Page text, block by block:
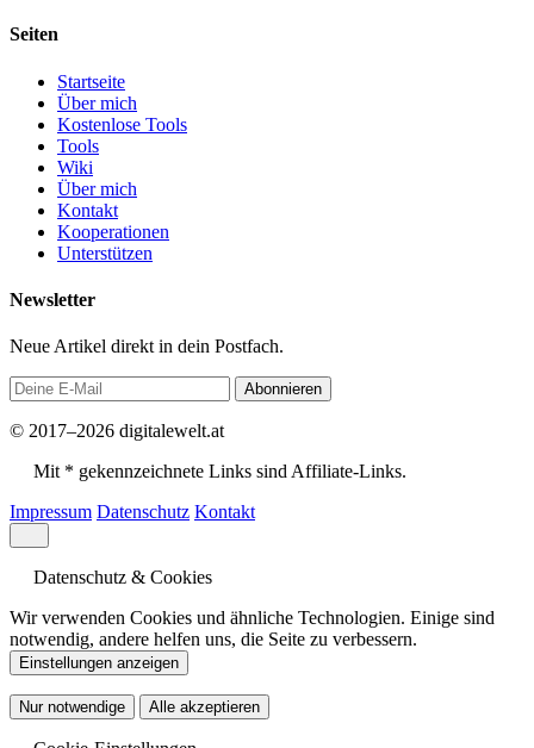
Seiten
Startseite
Über mich
Kostenlose Tools
Tools
Wiki
Über mich
Kontakt
Kooperationen
Unterstützen
Newsletter
Neue Artikel direkt in dein Postfach.
Abonnieren
© 2017–2026 digitalewelt.at
Mit * gekennzeichnete Links sind Affiliate-Links.
Impressum Datenschutz Kontakt
Datenschutz & Cookies
Wir verwenden Cookies und ähnliche Technologien. Einige sind
notwendig, andere helfen uns, die Seite zu verbessern.
Einstellungen anzeigen
Nur notwendige Alle akzeptieren